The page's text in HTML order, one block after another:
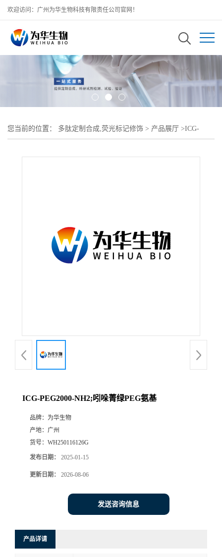
欢迎访问：广州为华生物科技有限责任公司官网！
您当前的位置： 多肽定制合成,荧光标记修饰 > 产品展厅 >ICG-
ICG-PEG2000-NH2;吲哚菁绿PEG氨基
品牌： 为华生物
产地： 广州
货号： WH250116126G
发布日期： 2025-01-15
更新日期： 2026-08-06
发送咨询信息
产品详请